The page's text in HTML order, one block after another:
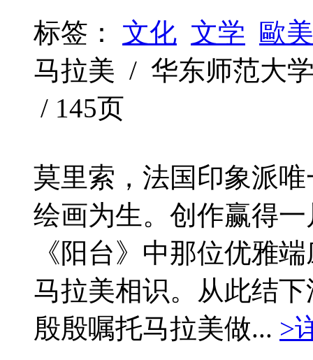
标签： 文化 文学 歐
马拉美 / 华东师范大
/ 145页
莫里索，法国印象派
绘画为生。创作赢得
《阳台》中那位优雅
马拉美相识。从此结
殷殷嘱托马拉美做... >